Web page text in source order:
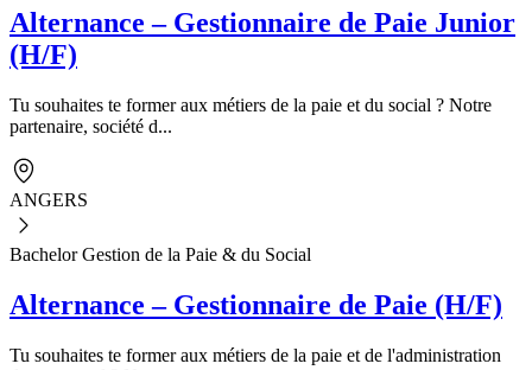
Alternance – Gestionnaire de Paie Junior
(H/F)
Tu souhaites te former aux métiers de la paie et du social ? Notre
partenaire, société d...
ANGERS
Bachelor Gestion de la Paie & du Social
Alternance – Gestionnaire de Paie (H/F)
Tu souhaites te former aux métiers de la paie et de l'administration